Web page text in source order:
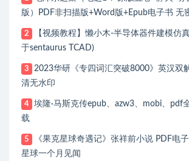
版）PDF非扫描版+Word版+Epub电子书 无
2
【视频教程】懒小木-半导体器件建模仿
于sentaurus TCAD)
3
2023华研《专四词汇突破8000》英汉双
清无水印
4
埃隆·马斯克传epub、azw3、mobi、pdf
载
5
《果克星球奇遇记》张祥前小说 PDF电
星球一个月见闻